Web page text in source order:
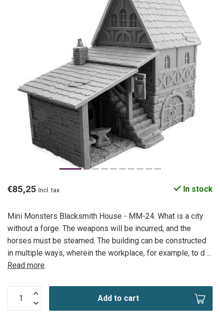
€85,25 Incl. tax In stock
Mini Monsters Blacksmith House - MM-24. What is a city
without a forge. The weapons will be incurred, and the
horses must be steamed. The building can be constructed
in multiple ways, wherein the workplace, for example, to d ...
Read more.
Add to cart